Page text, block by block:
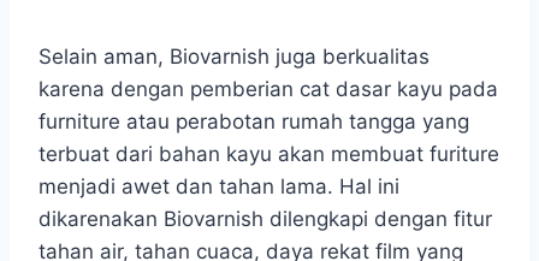
Selain aman, Biovarnish juga berkualitas
karena dengan pemberian cat dasar kayu pada
furniture atau perabotan rumah tangga yang
terbuat dari bahan kayu akan membuat furiture
menjadi awet dan tahan lama. Hal ini
dikarenakan Biovarnish dilengkapi dengan fitur
tahan air, tahan cuaca, daya rekat film yang